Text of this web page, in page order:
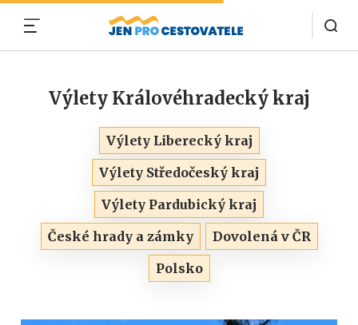
Výlety Královéhradecký kraj
Výlety Liberecký kraj
Výlety Středočeský kraj
Výlety Pardubický kraj
České hrady a zámky
Dovolená v ČR
Polsko